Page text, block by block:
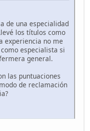
de una especialidad
los títulos como
experiencia no me
especialista si
general.
las puntuaciones
de reclamación